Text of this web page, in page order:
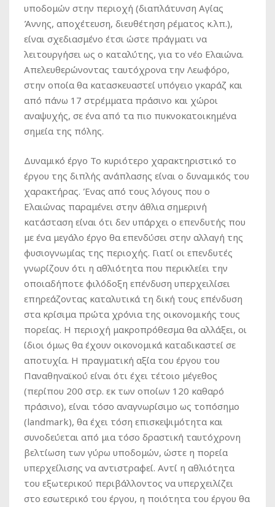
υποδομών στην περιοχή (διαπλάτυνση Αγίας
Άννης, αποχέτευση, διευθέτηση ρέματος κ.λπ.),
είναι σχεδιασμένο έτσι ώστε πράγματι να
λειτουργήσει ως ο καταλύτης, για το νέο Ελαιώνα.
Απελευθερώνοντας ταυτόχρονα την Λεωφόρο,
στην οποία θα κατασκευαστεί υπόγειο γκαράζ και
από πάνω 17 στρέμματα πράσινο και χώροι
αναψυχής, σε ένα από τα πιο πυκνοκατοικημένα
σημεία της πόλης.
Δυναμικό έργο Το κυριότερο χαρακτηριστικό το
έργου της διπλής ανάπλασης είναι ο δυναμικός του
χαρακτήρας. Ένας από τους λόγους που ο
Ελαιώνας παραμένει στην άθλια σημερινή
κατάσταση είναι ότι δεν υπάρχει ο επενδυτής που
με ένα μεγάλο έργο θα επενδύσει στην αλλαγή της
φυσιογνωμίας της περιοχής. Γιατί οι επενδυτές
γνωρίζουν ότι η αθλιότητα που περικλείει την
οποιαδήποτε φιλόδοξη επένδυση υπερχειλίσει
επηρεάζοντας καταλυτικά τη δική τους επένδυση
στα κρίσιμα πρώτα χρόνια της οικονομικής τους
πορείας. Η περιοχή μακροπρόθεσμα θα αλλάξει, οι
ίδιοι όμως θα έχουν οικονομικά καταδικαστεί σε
αποτυχία. Η πραγματική αξία του έργου του
Παναθηναϊκού είναι ότι έχει τέτοιο μέγεθος
(περίπου 200 στρ. εκ των οποίων 120 καθαρό
πράσινο), είναι τόσο αναγνωρίσιμο ως τοπόσημο
(landmark), θα έχει τόση επισκεψιμότητα και
συνοδεύεται από μια τόσο δραστική ταυτόχρονη
βελτίωση των γύρω υποδομών, ώστε η πορεία
υπερχείλισης να αντιστραφεί. Αντί η αθλιότητα
του εξωτερικού περιβάλλοντος να υπερχειλίζει
στο εσωτερικό του έργου, η ποιότητα του έργου θα